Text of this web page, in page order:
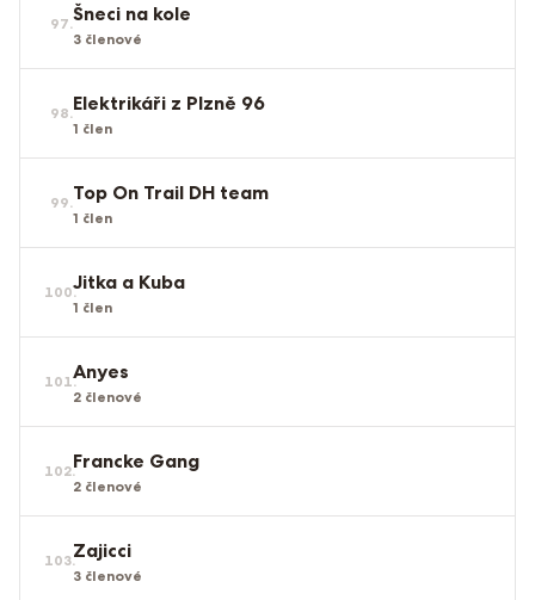
97.Šneci na kole
3 členové
98.Elektrikáři z Plzně 96
1 člen
99.Top On Trail DH team
1 člen
100.Jitka a Kuba
1 člen
101.Anyes
2 členové
102.Francke Gang
2 členové
103.Zajicci
3 členové